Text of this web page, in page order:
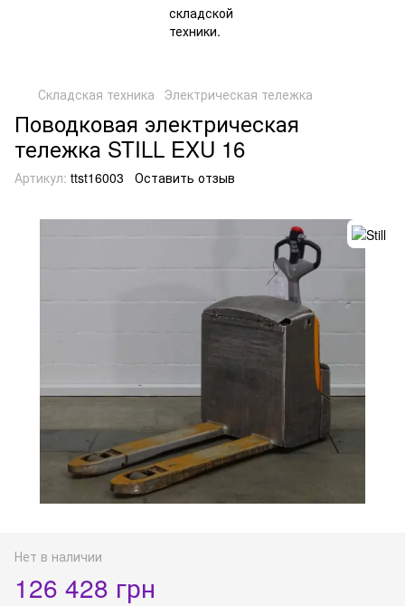
Складская техника Электрическая тележка
Поводковая электрическая
тележка STILL EXU 16
Артикул: ttst16003 Оставить отзыв
Нет в наличии
126 428 грн